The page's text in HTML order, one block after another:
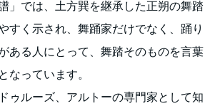
」では、土方巽を継承した正朔の舞踏
すく示され、舞踊家だけでなく、踊り
ある人にとって、舞踏そのものを言葉
なっています。
ゥルーズ、アルトーの専門家として知